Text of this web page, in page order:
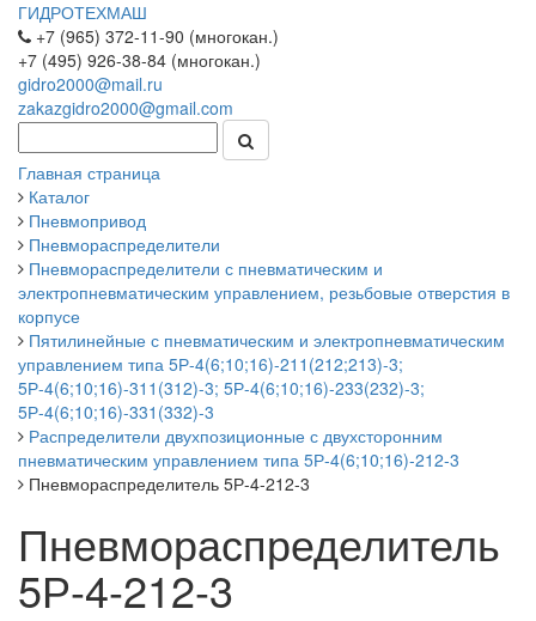
ГИДРОТЕХМАШ
+7 (965) 372-11-90 (многокан.)
+7 (495) 926-38-84 (многокан.)
gidro2000@mail.ru
zakazgidro2000@gmail.com
Главная страница
Каталог
Пневмопривод
Пневмораспределители
Пневмораспределители с пневматическим и
электропневматическим управлением, резьбовые отверстия в
корпусе
Пятилинейные с пневматическим и электропневматическим
управлением типа 5Р-4(6;10;16)-211(212;213)-3;
5Р-4(6;10;16)-311(312)-3; 5Р-4(6;10;16)-233(232)-3;
5Р-4(6;10;16)-331(332)-3
Распределители двухпозиционные с двухсторонним
пневматическим управлением типа 5Р-4(6;10;16)-212-3
Пневмораспределитель 5Р-4-212-3
Пневмораспределитель
5Р-4-212-3